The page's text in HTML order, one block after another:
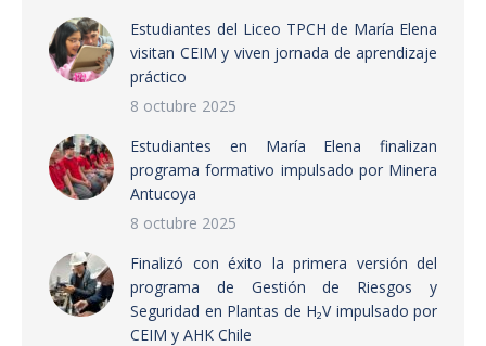
Estudiantes del Liceo TPCH de María Elena
visitan CEIM y viven jornada de aprendizaje
práctico
8 octubre 2025
Estudiantes en María Elena finalizan
programa formativo impulsado por Minera
Antucoya
8 octubre 2025
Finalizó con éxito la primera versión del
programa de Gestión de Riesgos y
Seguridad en Plantas de H₂V impulsado por
CEIM y AHK Chile